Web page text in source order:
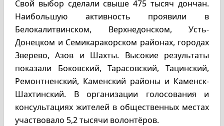
Свой выбор сделали свыше 475 тысяч дончан.
Наибольшую активность проявили в
Белокалитвинском, Верхнедонском, Усть-
Донецком и Семикаракорском районах, городах
Зверево, Азов и Шахты. Высокие результаты
показали Боковский, Тарасовский, Тацинский,
Ремонтненский, Каменский районы и Каменск-
Шахтинский. В организации голосования и
консультациях жителей в общественных местах
участвовало 5,2 тысячи волонтёров.